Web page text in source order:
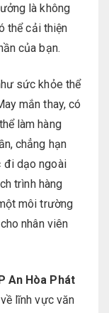
là không
thể cải thiện
của bạn.
sức khỏe thể
mắn thay, có
làm hàng
chẳng hạn
đi dạo ngoài
trình hàng
môi trường
nhân viên
An Hòa Phát
lĩnh vực văn